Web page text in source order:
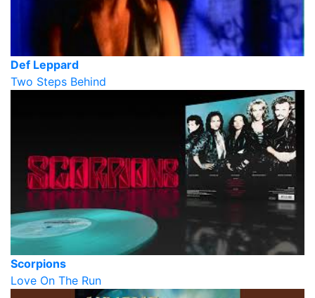
Def Leppard
Two Steps Behind
Scorpions
Love On The Run